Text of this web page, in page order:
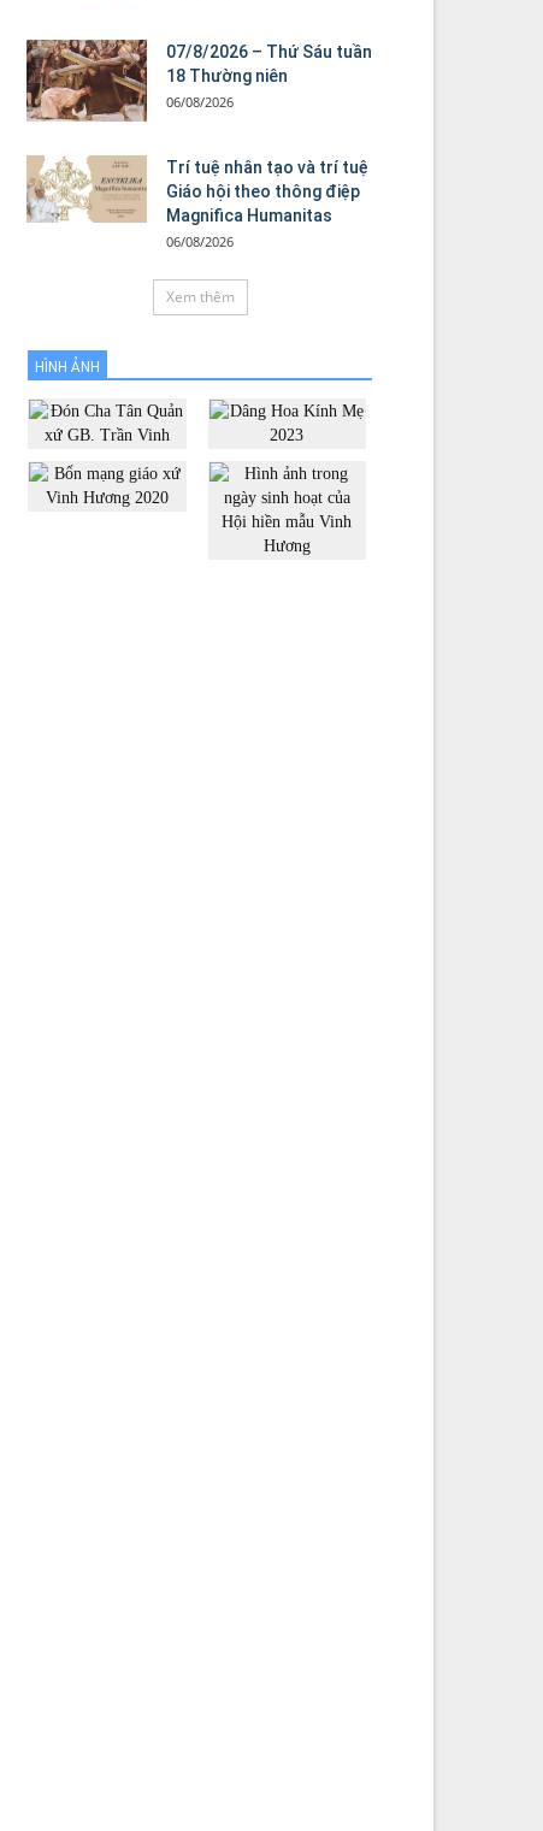
07/8/2026 – Thứ Sáu tuần
18 Thường niên
06/08/2026
Trí tuệ nhân tạo và trí tuệ
Giáo hội theo thông điệp
Magnifica Humanitas
06/08/2026
Xem thêm
HÌNH ẢNH